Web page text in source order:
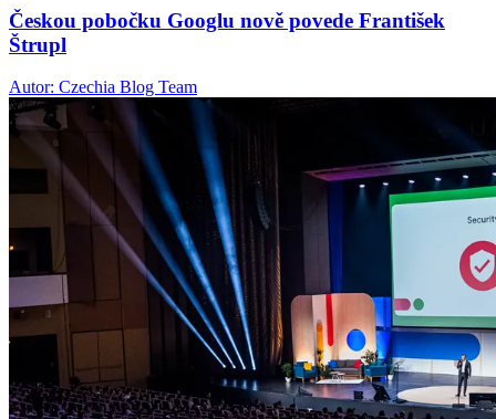
Českou pobočku Googlu nově povede František
Štrupl
Autor: Czechia Blog Team